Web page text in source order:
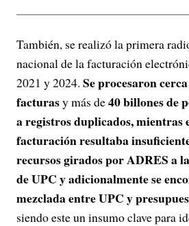
También, se realizó la primera
nacional de la facturación
2021 y 2024. Se procesaron
facturasy más de40 billones de
a registros duplicados, mientras
facturación resultaba
recursos girados por ADRES a
de UPC y adicionalmente se
mezclada entre UPC y
siendo este un insumo clave para